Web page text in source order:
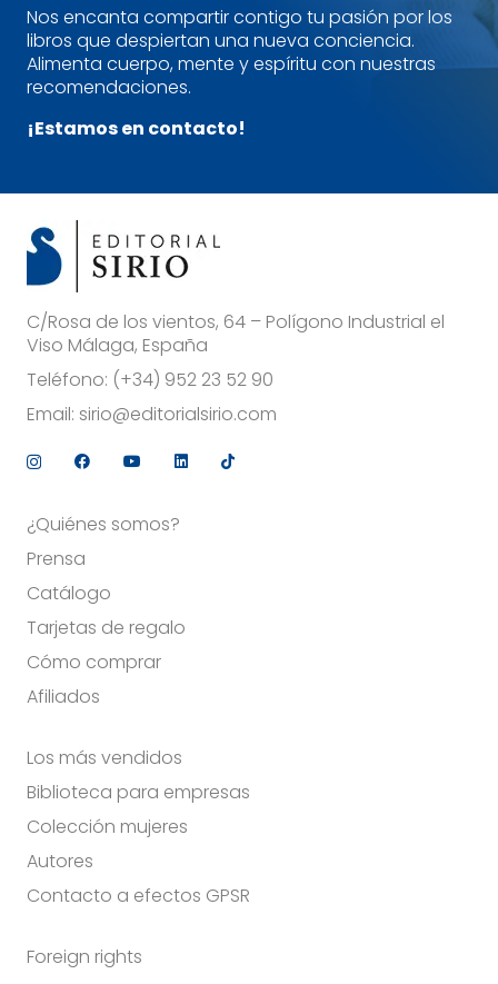
Nos encanta compartir contigo tu pasión por los
libros que despiertan una nueva conciencia.
Alimenta cuerpo, mente y espíritu con nuestras
recomendaciones.
¡Estamos en contacto!
C/Rosa de los vientos, 64 – Polígono Industrial el
Viso Málaga, España
Teléfono: (+34) 952 23 52 90
Email: sirio@editorialsirio.com
¿Quiénes somos?
Prensa
Catálogo
Tarjetas de regalo
Cómo comprar
Afiliados
Los más vendidos
Biblioteca para empresas
Colección mujeres
Autores
Contacto a efectos GPSR
Foreign rights